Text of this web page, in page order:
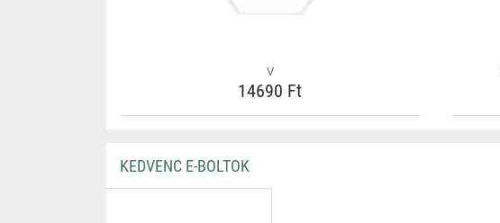
V
14690 Ft
KEDVENC E-BOLTOK